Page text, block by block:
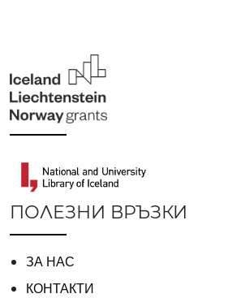
ПОЛЕЗНИ ВРЪЗКИ
ЗА НАС
КОНТАКТИ